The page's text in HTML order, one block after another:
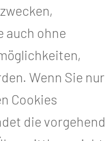
STATT?
16:00 - 18:00
Uhr
auch ohne
Wenn Sie nur
Cookies
die vorgehend